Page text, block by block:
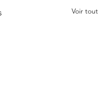
Voir tout